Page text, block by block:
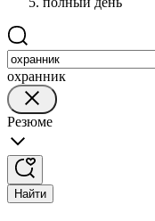
охранник
Резюме
Найти